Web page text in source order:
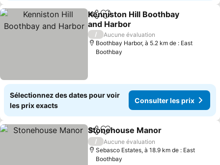
PartagerAjouter à mes favoris
Kenniston Hill Boothbay
and Harbor
/
Aucune évaluation
Boothbay Harbor, à 5.2 km de : East
Boothbay
Sélectionnez des dates pour voir
les prix exacts
Consulter les prix
PartagerAjouter à mes favoris
Stonehouse Manor
/
Aucune évaluation
Sebasco Estates, à 18.9 km de : East
Boothbay